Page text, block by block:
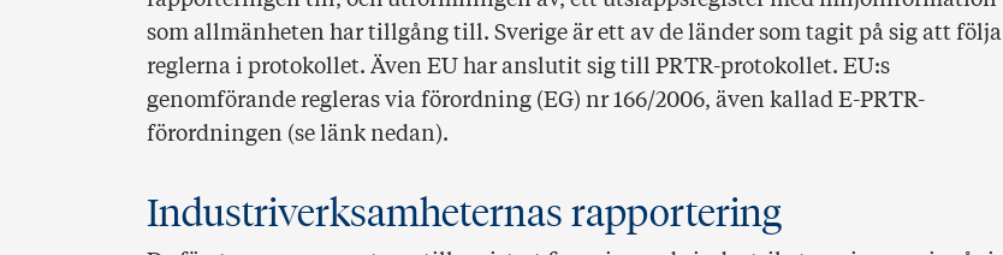
som allmänheten har tillgång till. Sverige är ett av de länder som tagit på sig att följa
reglerna i protokollet. Även EU har anslutit sig till PRTR-protokollet. EU:s
genomförande regleras via förordning (EG) nr 166/2006, även kallad E-PRTR-
förordningen (se länk nedan).
Industriverksamheternas rapportering